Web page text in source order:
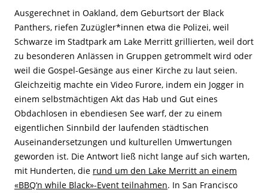
Ausgerechnet in Oakland, dem Geburtsort der Black
Panthers, riefen Zuzügler*innen etwa die Polizei, weil
Schwarze im Stadtpark am Lake Merritt grillierten, weil dort
zu besonderen Anlässen in Gruppen getrommelt wird oder
weil die Gospel-Gesänge aus einer Kirche zu laut seien.
Gleichzeitig machte ein Video Furore, indem ein Jogger in
einem selbstmächtigen Akt das Hab und Gut eines
Obdachlosen in ebendiesen See warf, der zu einem
eigentlichen Sinnbild der laufenden städtischen
Auseinandersetzungen und kulturellen Umwertungen
geworden ist. Die Antwort ließ nicht lange auf sich warten,
mit Hunderten, die rund um den Lake Merritt an einem
«BBQ‘n while Black»-Event teilnahmen. In San Francisco